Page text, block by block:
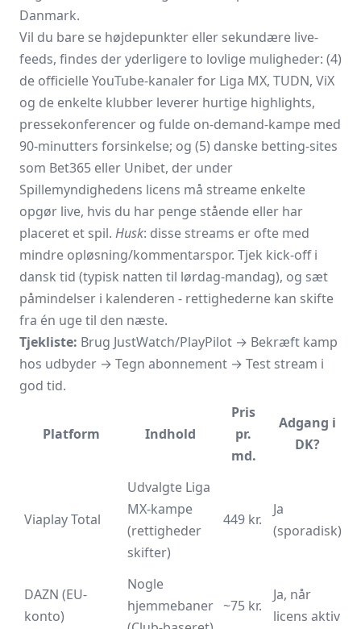
Danmark.
Vil du bare se højdepunkter eller sekundære live-
feeds, findes der yderligere to lovlige muligheder: (4)
de officielle YouTube-kanaler for Liga MX, TUDN, ViX
og de enkelte klubber leverer hurtige highlights,
pressekonferencer og fulde on-demand-kampe med
90-minutters forsinkelse; og (5) danske betting-sites
som Bet365 eller Unibet, der under
Spillemyndighedens licens må streame enkelte
opgør live, hvis du har penge stående eller har
placeret et spil. Husk: disse streams er ofte med
mindre opløsning/kommentarspor. Tjek kick-off i
dansk tid (typisk natten til lørdag-mandag), og sæt
påmindelser i kalenderen - rettighederne kan skifte
fra én uge til den næste.
Tjekliste: Brug JustWatch/PlayPilot → Bekræft kamp
hos udbyder → Tegn abonnement → Test stream i
god tid.
Platform Indhold
Pris
pr.
md.
Adgang i
DK?
Viaplay Total
Udvalgte Liga
MX-kampe
(rettigheder
skifter)
449 kr.
Ja
(sporadisk)
DAZN (EU-
konto)
Nogle
hjemmebaner ~75 kr.
Ja, når
licens aktiv